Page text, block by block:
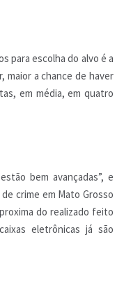
para escolha do alvo é a
maior a chance de haver
em média, em quatro
bem avançadas”, e
crime em Mato Grosso
do realizado feito
eletrônicas já são